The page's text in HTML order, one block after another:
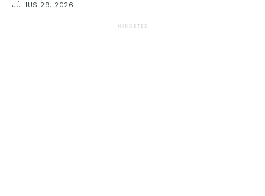
JÚLIUS 29, 2026
HIRDETÉS